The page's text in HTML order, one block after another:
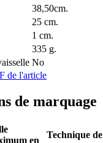
38,50cm.
25 cm.
1 cm.
335 g.
No
de l'article
de marquage
en
Technique de